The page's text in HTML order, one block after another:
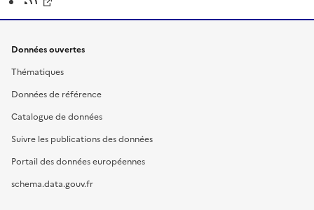
Données ouvertes
Thématiques
Données de référence
Catalogue de données
Suivre les publications des données
Portail des données européennes
schema.data.gouv.fr